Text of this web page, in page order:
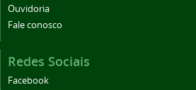
Ouvidoria
Fale conosco
Redes Sociais
Facebook